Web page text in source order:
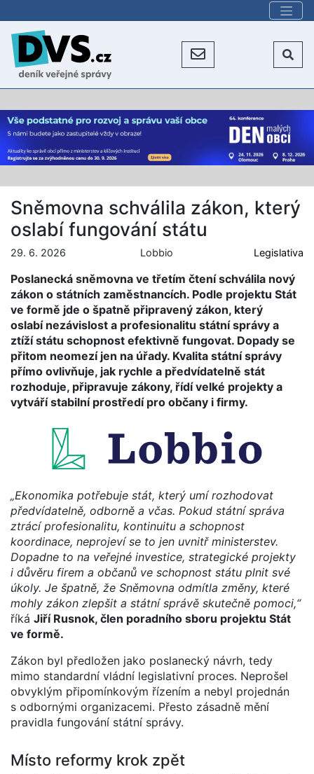
Sněmovna schválila zákon, který
oslabí fungování státu
29. 6. 2026 Lobbio Legislativa
Poslanecká sněmovna ve třetím čtení schválila nový
zákon o státních zaměstnancích. Podle projektu Stát
ve formě jde o špatně připravený zákon, který
oslabí nezávislost a profesionalitu státní správy a
ztíží státu schopnost efektivně fungovat. Dopady se
přitom neomezí jen na úřady. Kvalita státní správy
přímo ovlivňuje, jak rychle a předvídatelně stát
rozhoduje, připravuje zákony, řídí velké projekty a
vytváří stabilní prostředí pro občany i firmy.
„Ekonomika potřebuje stát, který umí rozhodovat
předvídatelně, odborně a včas. Pokud státní správa
ztrácí profesionalitu, kontinuitu a schopnost
koordinace, neprojeví se to jen uvnitř ministerstev.
Dopadne to na veřejné investice, strategické projekty
i důvěru firem a občanů ve schopnost státu plnit své
úkoly. Je špatně, že Sněmovna odmítla změny, které
mohly zákon zlepšit a státní správě skutečně pomoci,“
říká Jiří Rusnok, člen poradního sboru projektu Stát
ve formě.
Zákon byl předložen jako poslanecký návrh, tedy
mimo standardní vládní legislativní proces. Neprošel
obvyklým připomínkovým řízením a nebyl projednán
s odbornými organizacemi. Přesto zásadně mění
pravidla fungování státní správy.
Místo reformy krok zpět